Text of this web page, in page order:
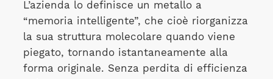
L’azienda lo definisce un metallo a
“memoria intelligente”, che cioè riorganizza
la sua struttura molecolare quando viene
piegato, tornando istantaneamente alla
forma originale. Senza perdita di efficienza